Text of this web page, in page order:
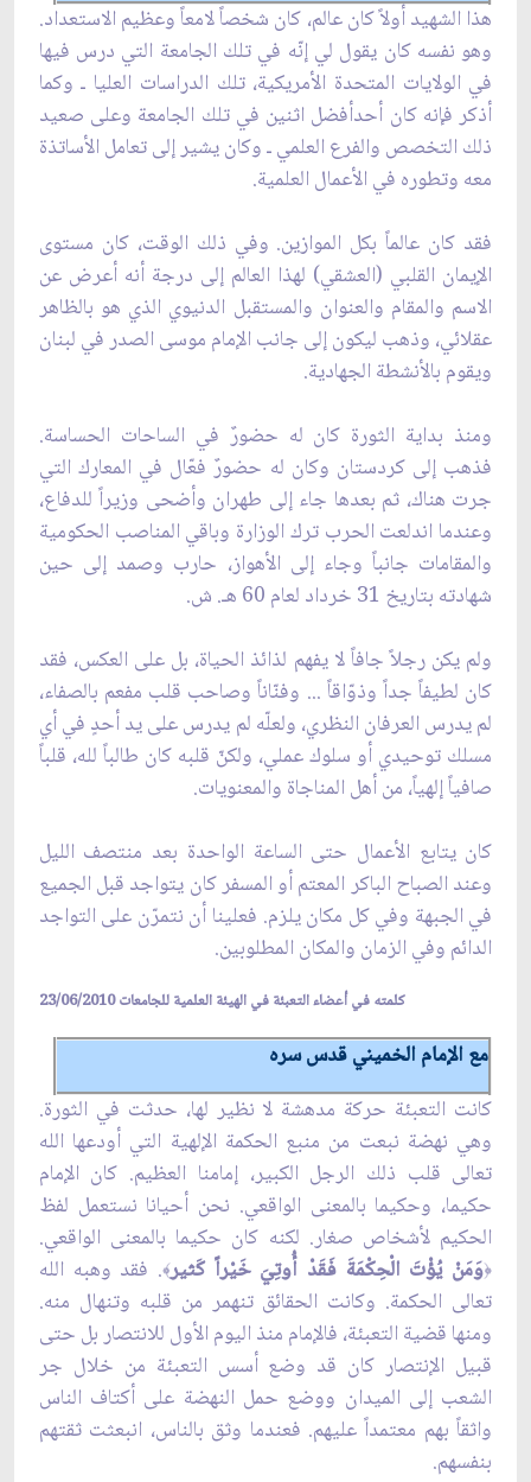
هذا الشهيد أولاً كان عالم، كان شخصاً لامعاً وعظيم الاستعداد.
وهو نفسه كان يقول لي إنّه في تلك الجامعة التي درس فيها
في الولايات المتحدة الأمريكية، تلك الدراسات العليا ـ وكما
أذكر فإنه كان أحدأفضل اثنين في تلك الجامعة وعلى صعيد
ذلك التخصص والفرع العلمي ـ وكان يشير إلى تعامل الأساتذة
معه وتطوره في الأعمال العلمية.
فقد كان عالماً بكل الموازين. وفي ذلك الوقت، كان مستوى
الإيمان القلبي (العشقي) لهذا العالم إلى درجة أنه أعرض عن
الاسم والمقام والعنوان والمستقبل الدنيوي الذي هو بالظاهر
عقلائي، وذهب ليكون إلى جانب الإمام موسى الصدر في لبنان
ويقوم بالأنشطة الجهادية.
ومنذ بداية الثورة كان له حضورٌ في الساحات الحساسة.
فذهب إلى كردستان وكان له حضورٌ فعّال في المعارك التي
جرت هناك، ثم بعدها جاء إلى طهران وأضحى وزيراً للدفاع،
وعندما اندلعت الحرب ترك الوزارة وباقي المناصب الحكومية
والمقامات جانباً وجاء إلى الأهواز، حارب وصمد إلى حين
شهادته بتاريخ 31 خرداد لعام 60 هـ. ش.
ولم يكن رجلاً جافاً لا يفهم لذائذ الحياة، بل على العكس، فقد
كان لطيفاً جداً وذوّاقاً ... وفنّاناً وصاحب قلب مفعم بالصفاء،
لم يدرس العرفان النظري، ولعلّه لم يدرس على يد أحدٍ في أي
مسلك توحيدي أو سلوك عملي، ولكنّ قلبه كان طالباً لله، قلباً
صافياً إلهياً، من أهل المناجاة والمعنويات.
كان يتابع الأعمال حتى الساعة الواحدة بعد منتصف الليل
وعند الصباح الباكر المعتم أو المسفر كان يتواجد قبل الجميع
في الجبهة وفي كل مكان يلزم. فعلينا أن نتمرّن على التواجد
الدائم وفي الزمان والمكان المطلوبين.
كلمته في أعضاء التعبئة في الهيئة العلمية للجامعات 23/06/2010
مع الإمام الخميني قدس سره
كانت التعبئة حركة مدهشة لا نظير لها، حدثت في الثورة.
وهي نهضة نبعت من منبع الحكمة الإلهية التي أودعها الله
تعالى قلب ذلك الرجل الكبير، إمامنا العظيم. كان الإمام
حكيما، وحكيما بالمعنى الواقعي. نحن أحيانا نستعمل لفظ
الحكيم لأشخاص صغار. لكنه كان حكيما بالمعنى الواقعي.
﴿وَمَنْ يُؤْتَ الْحِكْمَةَ فَقَدْ أُوتِيَ خَيْراً كَثير﴾. فقد وهبه الله
تعالى الحكمة. وكانت الحقائق تنهمر من قلبه وتنهال منه.
ومنها قضية التعبئة، فالإمام منذ اليوم الأول للانتصار بل حتى
قبيل الإنتصار كان قد وضع أسس التعبئة من خلال جر
الشعب إلى الميدان ووضع حمل النهضة على أكتاف الناس
واثقاً بهم معتمداً عليهم. فعندما وثق بالناس، انبعثت ثقتهم
بنفسهم.